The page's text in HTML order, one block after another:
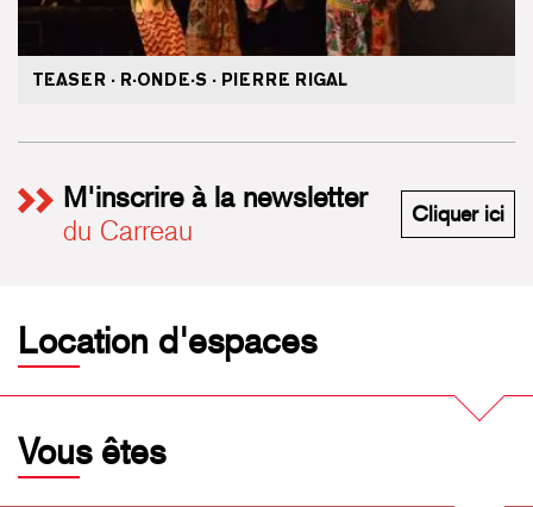
TEASER · R·ONDE·S · PIERRE RIGAL
M'inscrire à la newsletter
du Carreau
Cliquer ici
Location d'espaces
Vous êtes